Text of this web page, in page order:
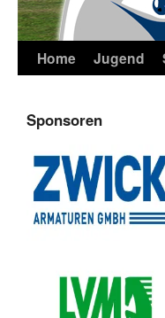
Home Jugend
Sponsoren